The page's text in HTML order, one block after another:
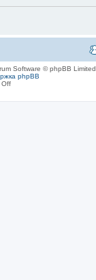
Software © phpBB Limited
phpBB
Off